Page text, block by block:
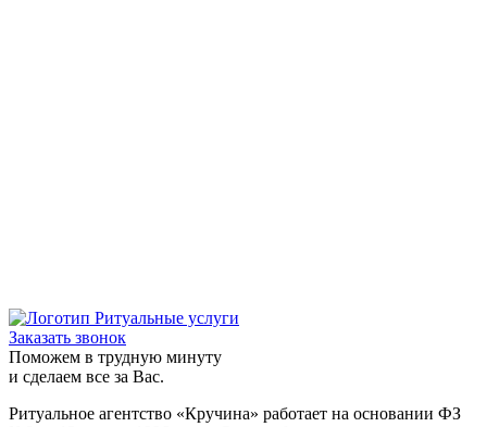
Заказать звонок
Поможем в трудную минуту
и сделаем все за Вас.
Ритуальное агентство «Кручина» работает на основании ФЗ